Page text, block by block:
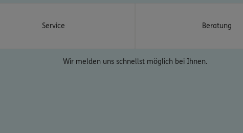
Service Beratung
Wir melden uns schnellst möglich bei Ihnen.